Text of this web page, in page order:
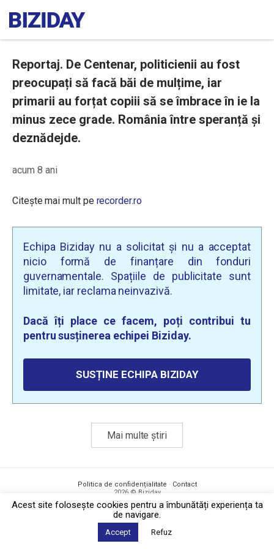
Reportaj. De Centenar, politicienii au fost
preocupați să facă băi de mulțime, iar
primarii au forțat copiii să se îmbrace în ie la
minus zece grade. România între speranță și
deznădejde.
acum 8 ani
Citește mai mult pe recorder.ro
Echipa Biziday nu a solicitat și nu a acceptat
nicio formă de finanțare din fonduri
guvernamentale. Spațiile de publicitate sunt
limitate, iar reclama neinvazivă.
Dacă îți place ce facem, poți contribui tu
pentru susținerea echipei Biziday.
SUSȚINE ECHIPA BIZIDAY
Mai multe știri
Politica de confidențialitate · Contact
2026 © Biziday
Acest site foloseşte cookies pentru a îmbunătăți experiența ta
de navigare.
Accept Refuz